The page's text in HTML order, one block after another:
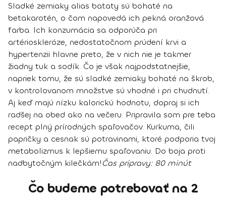
Sladké zemiaky alias bataty sú bohaté na
betakarotén, o čom napovedá ich pekná oranžová
farba. Ich konzumácia sa odporúča pri
artérioskleróze, nedostatočnom prúdení krvi a
hypertenzii hlavne preto, že v nich nie je takmer
žiadny tuk a sodík. Čo je však najpodstatnejšie,
napriek tomu, že sú sladké zemiaky bohaté na škrob,
v kontrolovanom množstve sú vhodné i pri chudnutí.
Aj keď majú nízku kalorickú hodnotu, dopraj si ich
radšej na obed ako na večeru. Pripravila som pre teba
recept plný prírodných spaľovačov. Kurkuma, čili
papričky a cesnak sú potravinami, ktoré podporia tvoj
metabolizmus k lepšiemu spaľovaniu. Do boja proti
nadbytočným kilečkám!Čas prípravy: 80 minút
Čo budeme potrebovať na 2